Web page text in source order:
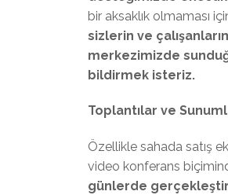
bir aksaklık olmaması
sizlerin ve
merkezimizde
bildirmek isteriz.
Toplantılar ve
Özellikle sahada satış
video konferans
günlerde